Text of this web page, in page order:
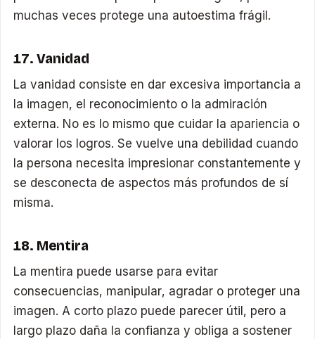
muchas veces protege una autoestima frágil.
17. Vanidad
La vanidad consiste en dar excesiva importancia a
la imagen, el reconocimiento o la admiración
externa. No es lo mismo que cuidar la apariencia o
valorar los logros. Se vuelve una debilidad cuando
la persona necesita impresionar constantemente y
se desconecta de aspectos más profundos de sí
misma.
18. Mentira
La mentira puede usarse para evitar
consecuencias, manipular, agradar o proteger una
imagen. A corto plazo puede parecer útil, pero a
largo plazo daña la confianza y obliga a sostener